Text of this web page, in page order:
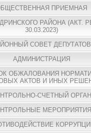
ПРИЕМНАЯ
РАЙОНА (АКТ.
30.03.2023)
СОВЕТ ДЕПУТАТОВ
АДМИНИСТРАЦИЯ
ОБЖАЛОВАНИЯ
АКТОВ И ИНЫХ
СЧЕТНЫЙ ОРГАН
МЕРОПРИЯТИЯ